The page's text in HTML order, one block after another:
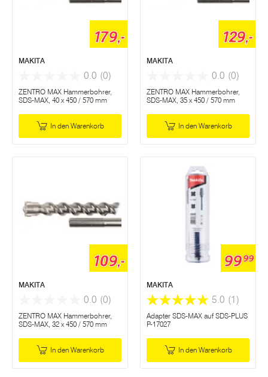
179,-
MAKITA
0.0 (0)
ZENTRO MAX Hammerbohrer,
SDS-MAX, 40 x 450 / 570 mm
In den Warenkorb
129,-
MAKITA
0.0 (0)
ZENTRO MAX Hammerbohrer,
SDS-MAX, 35 x 450 / 570 mm
In den Warenkorb
109,-
MAKITA
0.0 (0)
ZENTRO MAX Hammerbohrer,
SDS-MAX, 32 x 450 / 570 mm
In den Warenkorb
9999
MAKITA
5.0 (1)
Adapter SDS-MAX auf SDS-PLUS
P-17027
In den Warenkorb